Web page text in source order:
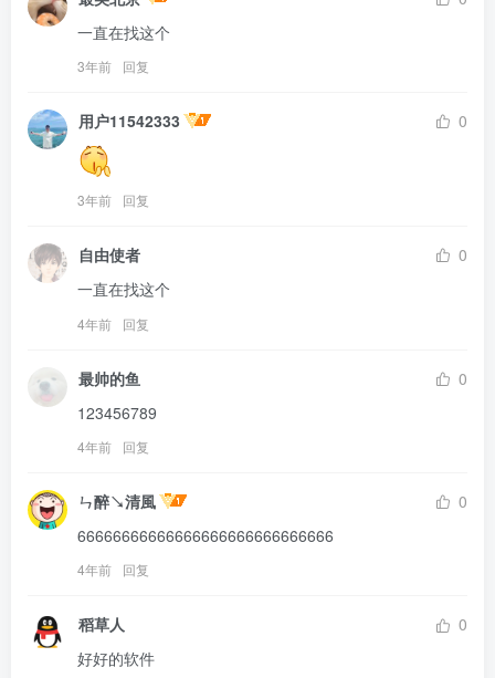
一直在找这个
3年前 回复
用户11542333 0
3年前 回复
自由使者
0
一直在找这个
4年前 回复
最帅的鱼
0
123456789
4年前 回复
ㄣ醉↘清風
0
66666666666666666666666666666
4年前 回复
稻草人
0
好好的软件